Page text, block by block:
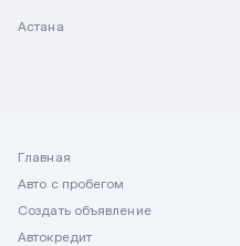
Астана
Главная
Авто с пробегом
Создать объявление
Автокредит